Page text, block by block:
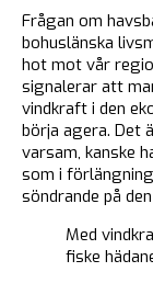
Frågan om
bohuslänska
hot mot vår
signalerar att
vindkraft i den
börja agera. Det
varsam, kanske
som i
söndrande på
Med
fiske